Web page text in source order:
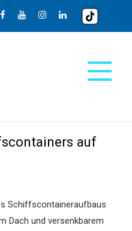
auf
Schiffscontaineraufbaus
Dach und versenkbarem